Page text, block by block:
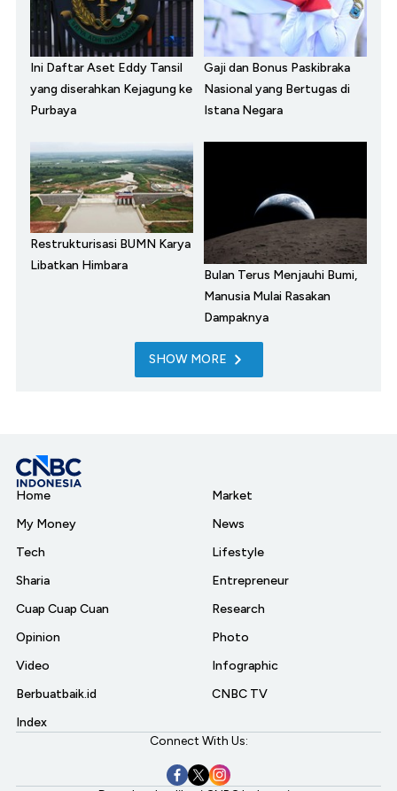
Ini Daftar Aset Eddy Tansil
yang diserahkan Kejagung ke
Purbaya
Gaji dan Bonus Paskibraka
Nasional yang Bertugas di
Istana Negara
Restrukturisasi BUMN Karya
Libatkan Himbara
Bulan Terus Menjauhi Bumi,
Manusia Mulai Rasakan
Dampaknya
SHOW MORE
Home
My Money
Tech
Sharia
Cuap Cuap Cuan
Opinion
Video
Berbuatbaik.id
Index
Market
News
Lifestyle
Entrepreneur
Research
Photo
Infographic
CNBC TV
Connect With Us: